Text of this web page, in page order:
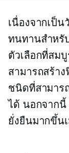
เนื่องจากเป็
ทนทานสำหรั
ตัวเลือกที่สม
สามารถสร้า
ชนิดที่สามาร
ได้ นอกจากนี้
ยั่งยืนมากขึ้น